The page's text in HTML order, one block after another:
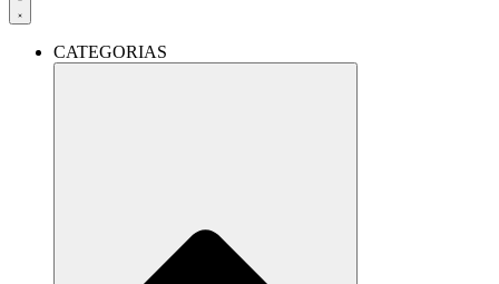
CATEGORIAS